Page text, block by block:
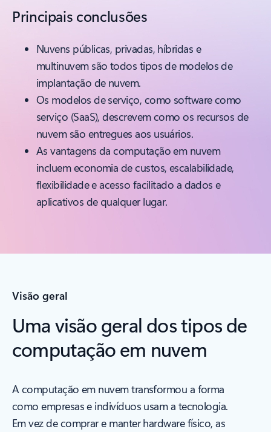
Principais conclusões
Nuvens públicas, privadas, híbridas e
multinuvem são todos tipos de modelos de
implantação de nuvem.
Os modelos de serviço, como software como
serviço (SaaS), descrevem como os recursos de
nuvem são entregues aos usuários.
As vantagens da computação em nuvem
incluem economia de custos, escalabilidade,
flexibilidade e acesso facilitado a dados e
aplicativos de qualquer lugar.
Visão geral
Uma visão geral dos tipos de
computação em nuvem
A computação em nuvem transformou a forma
como empresas e indivíduos usam a tecnologia.
Em vez de comprar e manter hardware físico, as